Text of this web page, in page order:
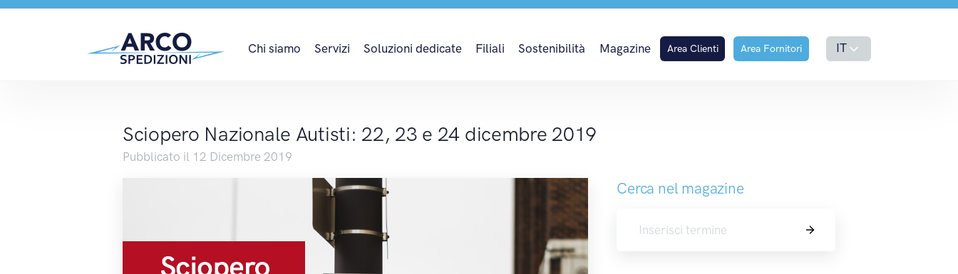
Chi siamo Servizi Soluzioni dedicate Filiali Sostenibilità Magazine Area Clienti Area Fornitori IT
Sciopero Nazionale Autisti: 22, 23 e 24 dicembre 2019
Sciopero Nazionale Autisti: 22, 23 e 24 dicembre 2019
Pubblicato il 12 Dicembre 2019
Cerca nel magazine
Cerca